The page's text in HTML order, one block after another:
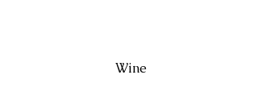
Wine